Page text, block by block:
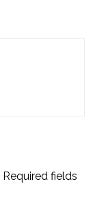
Required fields